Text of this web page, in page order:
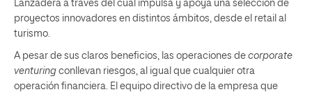
Lanzadera a través del cual impulsa y apoya una selección de
proyectos innovadores en distintos ámbitos, desde el retail al
turismo.
A pesar de sus claros beneficios, las operaciones de corporate
venturing conllevan riesgos, al igual que cualquier otra
operación financiera. El equipo directivo de la empresa que